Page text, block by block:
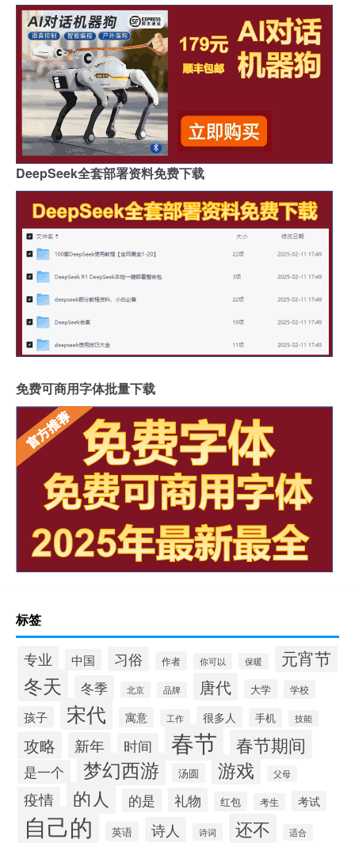
DeepSeek全套部署资料免费下载
免费可商用字体批量下载
标签
专业 中国 习俗 作者 你可以 保暖 元宵节
冬天 冬季 北京 品牌 唐代 大学 学校
孩子 宋代 寓意 工作 很多人 手机 技能
攻略 新年 时间 春节 春节期间
是一个 梦幻西游 汤圆 游戏 父母
疫情 的人 的是 礼物 红包 考生 考试
自己的 英语 诗人 诗词 还不 适合